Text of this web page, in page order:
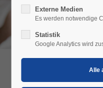
NEUSTIFTER
Externe Medien
Es werden notwendige
Statistik
Google Analytics wird